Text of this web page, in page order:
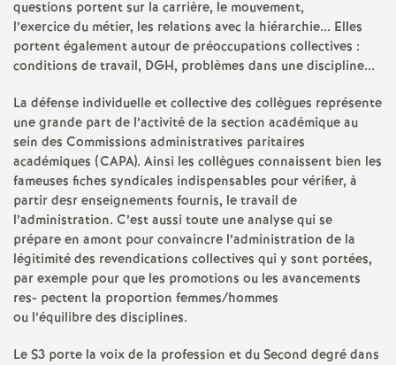
e
i
g
n
e
m
e
n
questions portent sur la carrière, le mouvement,
l’exercice du métier, les relations avec la hiérarchie... Elles
portent également autour de préoccupations collectives :
conditions de travail, DGH, problèmes dans une discipline...
La défense individuelle et collective des collègues représente
une grande part de l’activité de la section académique au
sein des Commissions administratives paritaires
académiques (CAPA). Ainsi les collègues connaissent bien les
fameuses fiches syndicales indispensables pour vérifier, à
partir desr enseignements fournis, le travail de
l’administration. C’est aussi toute une analyse qui se
prépare en amont pour convaincre l’administration de la
légitimité des revendications collectives qui y sont portées,
par exemple pour que les promotions ou les avancements
res- pectent la proportion femmes/hommes
ou l’équilibre des disciplines.
Le S3 porte la voix de la profession et du Second degré dans